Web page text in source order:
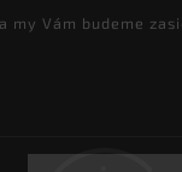
my Vám budeme